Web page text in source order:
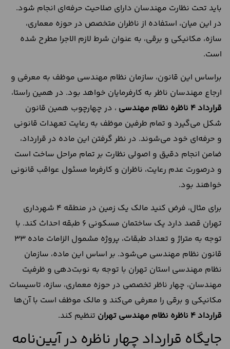
باید تحت نظارت مهندسان دارای صلاحیت حرفه‌ای انجام شود.
در این میان، استفاده از ناظران متخصص در حوزه معماری،
سازه، مکانیکی و برقی، به عنوان شرط لازم الاجرا مطرح شده
است.
براساس این قانون، سازمان نظام مهندسی موظف به معرفی و
ارجاع مهندسان ناظر به کارفرمایان خواهد بود. در همین راستا،
قرارداد 4 ناظره نظام مهندسی
، در چهارچوب همین قانون
شکل می‌گیرد و تمام طرفین موظف به رعایت تعهدات قانونی
و حرفه‌ای خود می‌شوند. در نظر گرفتن این ماده در قرارداد،
ضامن انجام دقیق و اصولی نظارت بر تمام مراحل ساخت است
و درصورت عدم رعایت، ناظران و کارفرما مسئول عواقب قانونی
خواهند بود.
برای مثال، فرض کنید مالک یک زمین در منطقه ۴ شهرداری
تهران قصد دارد یک ساختمان مسکونی ۶ طبقه احداث کند. با
توجه به متراژ و تعداد طبقات، پروژه مشمول الزامات ماده 33
قانون نظام مهندسی می‌شود. بر اساس این ماده، سازمان
نظام مهندسی استان تهران با توجه به نوبت‌دهی و ظرفیت
مهندسان، چهار ناظر تخصصی در حوزه معماری، سازه، تاسیسات
مکانیکی و برقی را معرفی می‌کند و مالک موظف است با آن‌ها
قرارداد 4 ناظره نظام مهندسی تهران
تنظیم کند.
جایگاه قرارداد چهار ناظره در آیین‌نامه